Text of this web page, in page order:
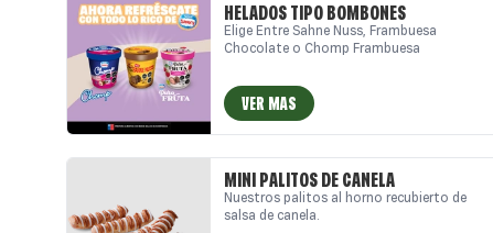
HELADOS TIPO BOMBONES
Elige Entre Sahne Nuss, Frambuesa
Chocolate o Chomp Frambuesa
VER MAS
MINI PALITOS DE CANELA
Nuestros palitos al horno recubierto de
salsa de canela.